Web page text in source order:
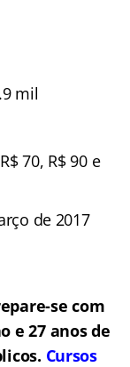
mil
70, R$ 90 e
de 2017
se com
e 27 anos de
Cursos